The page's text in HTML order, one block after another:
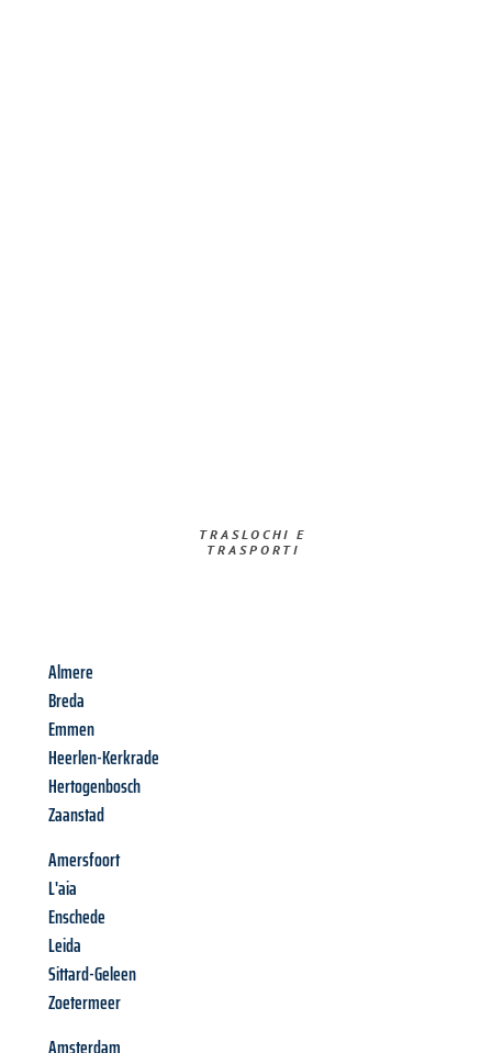
TRASLOCHI E
TRASPORTI​
Almere
Breda
Emmen
Heerlen-Kerkrade
Hertogenbosch
Zaanstad
Amersfoort
L'aia
Enschede
Leida
Sittard-Geleen
Zoetermeer